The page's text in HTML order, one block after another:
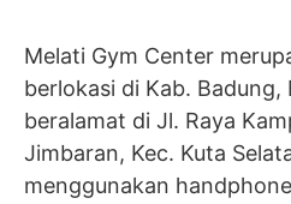
Melati Gym Center
berlokasi di Kab.
beralamat di Jl. Raya
Jimbaran, Kec. Kuta
menggunakan